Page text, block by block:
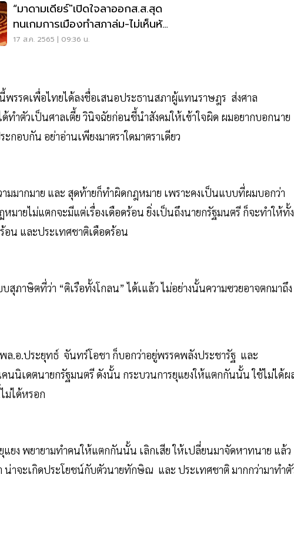
“มาดามเดียร์"เปิดใจลาออกส.ส.สุด
ทนเกมการเมืองทำสภาล่ม-ไม่เห็นหัว
ประชาชน
17 ส.ค. 2565 | 09:36 น.
รรคเพื่อไทยได้ลงชื่อเสนอประธานสภาผู้แทนราษฎร ส่งศาล
ำตัวเป็นศาลเตี้ย วินิจฉัยก่อนชี้นำสังคมให้เข้าใจผิด ผมอยากบอกนาย
อบกัน อย่าอ่านเพียงมาตราใดมาตราเดียว
มมากมาย และ สุดท้ายก็ทำผิดกฎหมาย เพราะคงเป็นแบบที่ผมบอกว่า
ายไม่แตกจะมีแต่เรื่องเดือดร้อน ยิ่งเป็นถึงนายกรัฐมนตรี ก็จะทำให้ทั้ง
อน และประเทศชาติเดือดร้อน
าษิตที่ว่า “ติเรือทั้งโกลน” ได้เแล้ว ไม่อย่างนั้นความซวยอาจตกมาถึง
ล.อ.ประยุทธ์ จันทร์โอชา ก็บอกว่าอยู่พรรคพลังประชารัฐ และ
นิเดตนายกรัฐมนตรี ดังนั้น กระบวนการยุแยงให้แตกกันนั้น ใช้ไม่ได้ผ
ม่ได้หรอก
ยง พยายามทำคนให้แตกกันนั้น เลิกเสีย ให้เปลี่ยนมาจัดหาทนาย แล้ว
น่าจะเกิดประโยชน์กับตัวนายทักษิณ และ ประเทศชาติ มากกว่ามาทำตั